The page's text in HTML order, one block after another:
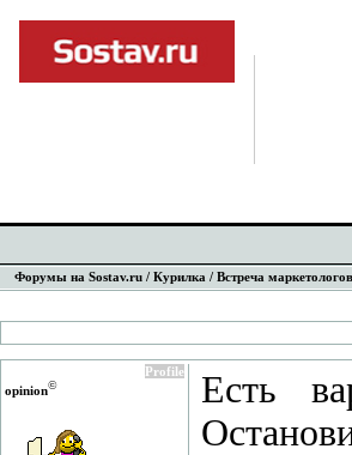
Форумы на Sostav.ru / Курилка / Встреча
Profile
opinion©
Есть